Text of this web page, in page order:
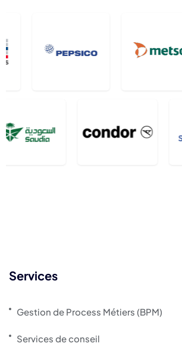
Services
Gestion de Process Métiers (BPM)
Services de conseil